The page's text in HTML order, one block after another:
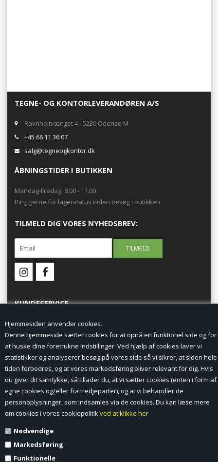
Hjemmesiden anvender cookies.
Denne hjemmeside sætter cookies for at opnå en funktionel side og for
at huske dine foretrukne indstillinger. Ved hjælp af cookies laver vi
statistikker og analyserer besøg på vores side så vi sikrer, at siden hele
tiden forbedres, og at vores markedsføring bliver relevant for dig. Hvis
du giver dit samtykke, så tillader du, at vi sætter cookies (enten i form af
egne cookies og/eller fra tredjeparter), og at vi behandler de
personoplysninger, som indsamles via de cookies. Du kan læse mere
om cookies i vores cookiepolitikved at klikke her
Nødvendige
Markedsføring
Funktionelle
TEGNE- OG KONTORLEVERANDØREN A/S
Ravnholtvænget 4 - 5230 Odense M
+45 66 11 36 07
salg@tegneogkontor.dk
ÅBNINGSTIDER I BUTIKKEN
Mandag-Fredag: 8.00 - 17.00
Ring gerne for lagerstatus inden besøg i butikken
TILMELD DIG VORES NYHEDSBREV:
KUNDESERVICE
Forside
Min Konto
Nyheder
Vilkår og betingelser
Profil
Erhverv log ind (B2B)